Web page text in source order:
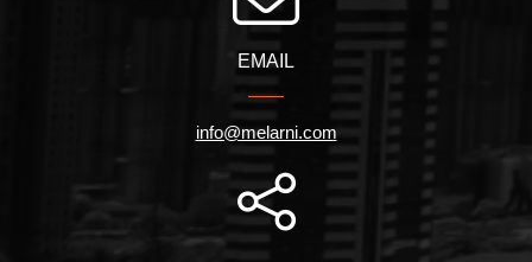
EMAIL
info@melarni.com